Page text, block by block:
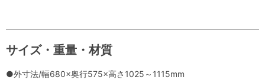
サイズ・重量・材質
●外寸法/幅680×奥行575×高さ1025～1115mm